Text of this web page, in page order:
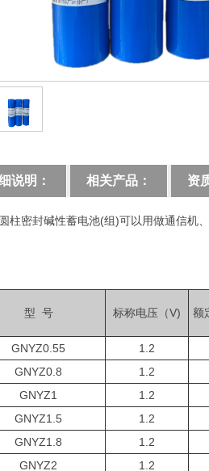
说明： 相关产品： 资
柱密封碱性蓄电池(组)可以用做通信机
型 号 标称电压（V) 额
GNYZ0.55
1.2
GNYZ0.8
1.2
GNYZ1
1.2
GNYZ1.5
1.2
GNYZ1.8
1.2
GNYZ2
1.2